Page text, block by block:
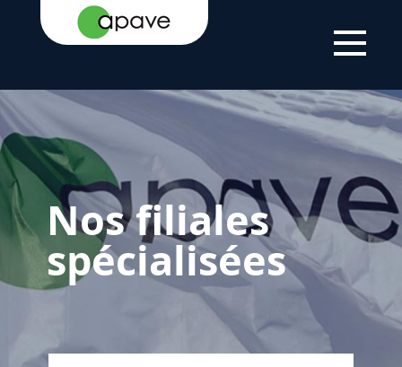
ACCUEIL EXPERTISE NOS FILIALES SPÉCIALISÉES
Nos filiales
spécialisées